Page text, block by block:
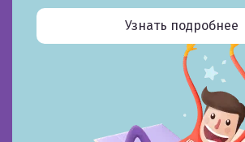
Узнать подробнее